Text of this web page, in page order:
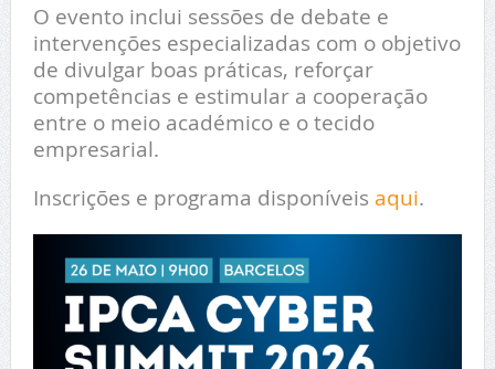
O evento inclui sessões de debate e
intervenções especializadas com o objetivo
de divulgar boas práticas, reforçar
competências e estimular a cooperação
entre o meio académico e o tecido
empresarial.
Inscrições e programa disponíveis aqui.